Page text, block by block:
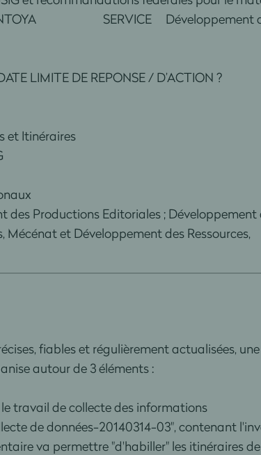
SERVICE Développement
LIMITE DE REPONSE / D’ACTION ?
et Itinéraires
des Productions Editoriales ;
et Développement des Ressources,
fiables et régulièrement actualisées,
autour de 3 éléments :
travail de collecte des informations
de données-20140314-03", contenant
va permettre "d'habiller" les itinéraires